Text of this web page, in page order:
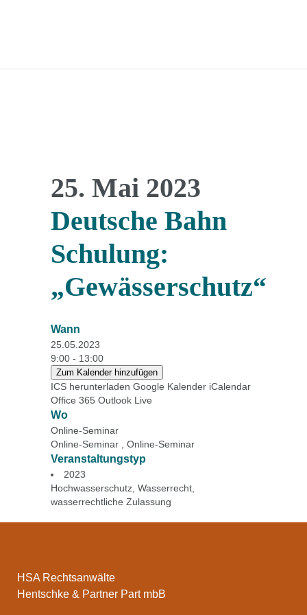
25. Mai 2023
Deutsche Bahn
Schulung:
„Gewässerschutz“
Wann
25.05.2023
9:00 - 13:00
Zum Kalender hinzufügen
ICS herunterladen Google Kalender iCalendar
Office 365 Outlook Live
Wo
Online-Seminar
Online-Seminar , Online-Seminar
Veranstaltungstyp
2023
Hochwasserschutz Wasserrecht
wasserrechtliche Zulassung
HSA Rechtsanwälte
Hentschke & Partner Part mbB